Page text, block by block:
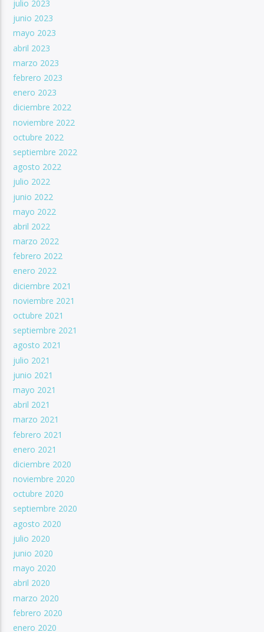
julio 2023
junio 2023
mayo 2023
abril 2023
marzo 2023
febrero 2023
enero 2023
diciembre 2022
noviembre 2022
octubre 2022
septiembre 2022
agosto 2022
julio 2022
junio 2022
mayo 2022
abril 2022
marzo 2022
febrero 2022
enero 2022
diciembre 2021
noviembre 2021
octubre 2021
septiembre 2021
agosto 2021
julio 2021
junio 2021
mayo 2021
abril 2021
marzo 2021
febrero 2021
enero 2021
diciembre 2020
noviembre 2020
octubre 2020
septiembre 2020
agosto 2020
julio 2020
junio 2020
mayo 2020
abril 2020
marzo 2020
febrero 2020
enero 2020